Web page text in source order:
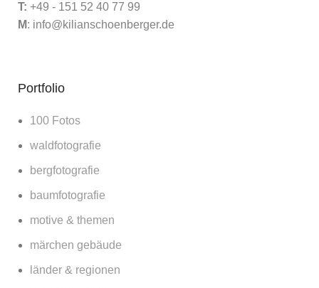
T: +49 - 151 52 40 77 99
M: info@kilianschoenberger.de
Portfolio
100 Fotos
waldfotografie
bergfotografie
baumfotografie
motive & themen
märchen gebäude
länder & regionen